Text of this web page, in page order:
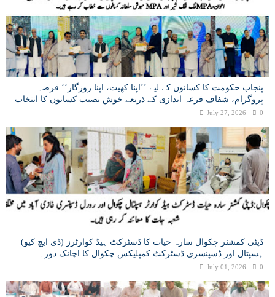
پنجاب حکومت کا کسانوں کے لیے ’’اپنا کھیت، اپنا روزگار‘‘ قرضہ
پروگرام، شفاف قرعہ اندازی کے ذریعے خوش نصیب کسانوں کا انتخاب
July 27, 2026 0
ڈپٹی کمشنر چکوال سارہ حیات کا ڈسٹرکٹ ہیڈ کوارٹرز (ڈی ایچ کیو)
ہسپتال اور ڈسپنسری ڈسٹرکٹ کمپلیکس چکوال کا اچانک دورہ
July 01, 2026 0